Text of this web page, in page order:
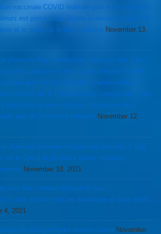
COVID fédérale pour les entreprises
est prima facie illégale et nécessite une “full
et le point sur le front juridique
November 13,
plusieurs Pays européens, plusieurs des Etats
cassent les records en infection Covid-
cardiologue très pro-industrie pharmaceutique
de la FDA alors que presque rien n’est
anti-Covid et anti-maladies chroniques de la
que de l’immunité naturelle November 12,
sur le Covid et plusieurs autres maladies
November 10, 2021
fluvoxamine réduirait le taux
la Joie de vivre encore davantage et sans effets
4, 2021
via énergie Hydro-électro-solaire November